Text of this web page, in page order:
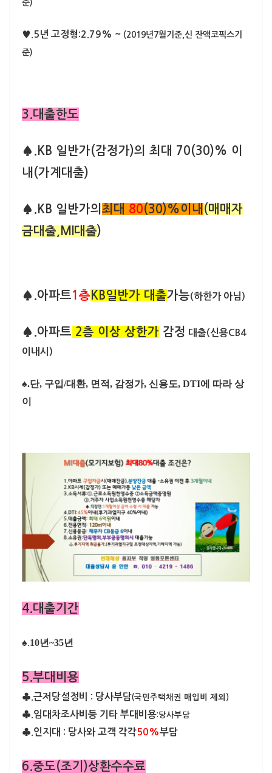
준)
♥.5년 고정형:2.79% ~ (2019년7월기준,신 잔액코픽스기
준)
3.대출한도
♠.KB 일반가(감정가)의 최대 70(30)% 이
내(가계대출)
♠.KB 일반가의 최대 80(30)%이내 (매매자
금대출,MI대출)
♠.아파트1층 KB일반가 대출가능(하한가 아님)
♠.아파트 2층 이상 상한가 감정 대출(신용CB4
이내시)
♠.단, 구입/대환, 면적, 감정가, 신용도, DTI에 따라 상
이
4.대출기간
♠.10년~35년
5.부대비용
♣.근저당설정비 : 당사부담(국민주택채권 매입비 제외)
♣.임대차조사비등 기타 부대비용:당사부담
♣.인지대 : 당사와 고객 각각50%부담
6.중도(조기)상환수수료